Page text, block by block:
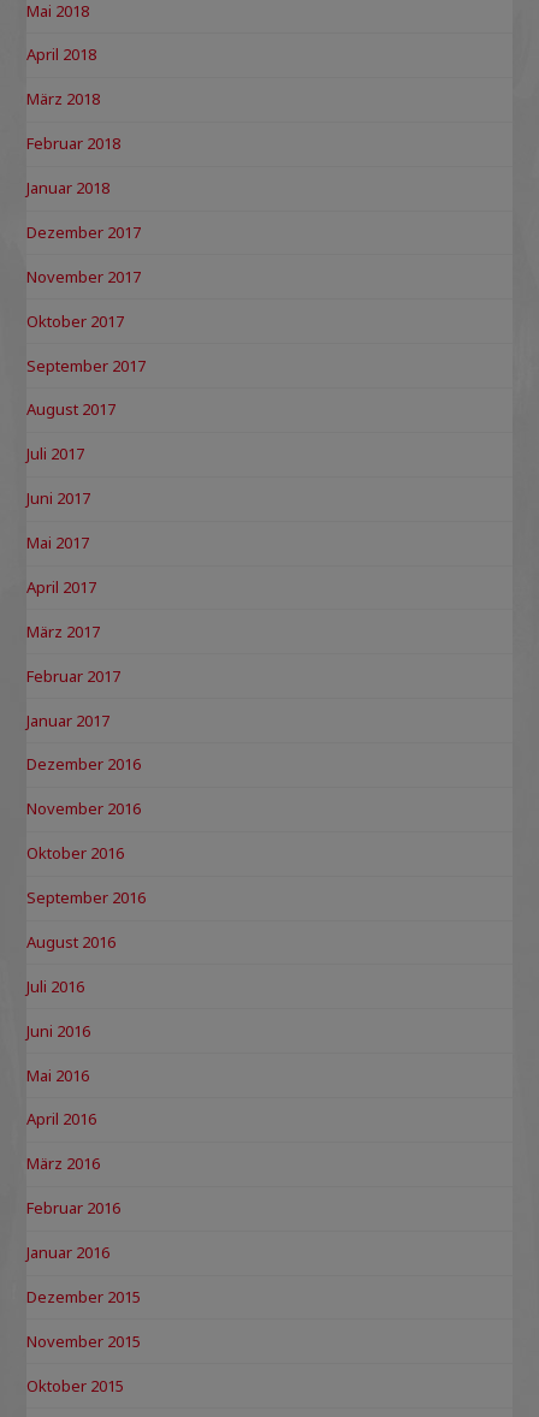
Mai 2018
April 2018
März 2018
Februar 2018
Januar 2018
Dezember 2017
November 2017
Oktober 2017
September 2017
August 2017
Juli 2017
Juni 2017
Mai 2017
April 2017
März 2017
Februar 2017
Januar 2017
Dezember 2016
November 2016
Oktober 2016
September 2016
August 2016
Juli 2016
Juni 2016
Mai 2016
April 2016
März 2016
Februar 2016
Januar 2016
Dezember 2015
November 2015
Oktober 2015